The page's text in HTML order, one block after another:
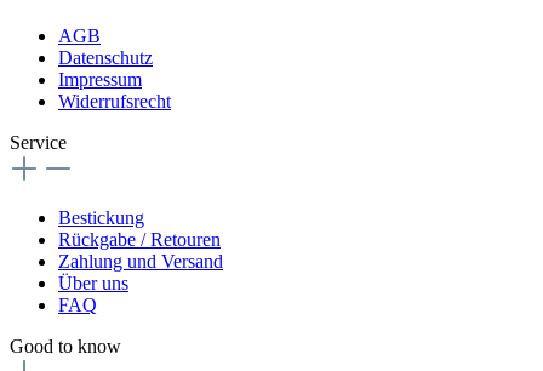
AGB
Datenschutz
Impressum
Widerrufsrecht
Service
Bestickung
Rückgabe / Retouren
Zahlung und Versand
Über uns
FAQ
Good to know